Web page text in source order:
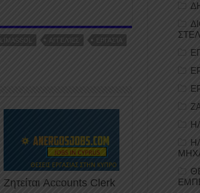
LIMASSOL ΑΓΓΕΛΊΕΣ
ΕΡΓΑΣΊΑ
Ζητείται Accounts Clerk